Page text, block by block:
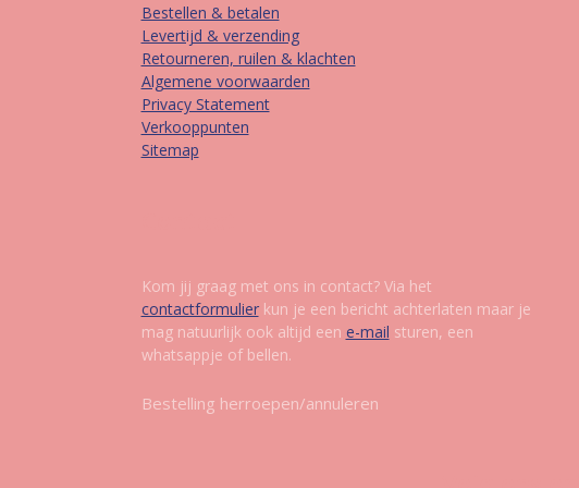
Bestellen & betalen
Levertijd & verzending
Retourneren, ruilen & klachten
Algemene voorwaarden
Privacy Statement
Verkooppunten
Sitemap
Kom jij graag met ons in contact? Via het
contactformulierkun je een bericht achterlaten maar je
mag natuurlijk ook altijd een e-mail sturen, een
whatsappje of bellen.
Bestelling herroepen/annuleren